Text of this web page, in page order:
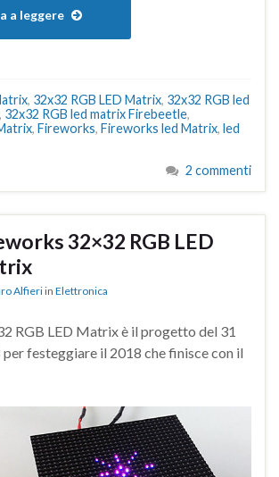
a leggere
, 32x32 RGB LED Matrix, 32x32 RGB led
, 32x32 RGB led matrix Firebeetle,
, Fireworks, Fireworks led Matrix, led
2 commenti
32×32 RGB LED
Alfieri in Elettronica
RGB LED Matrix è il progetto del 31
festeggiare il 2018 che finisce con il